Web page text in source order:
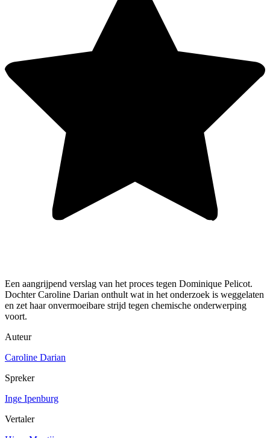
Een aangrijpend verslag van het proces tegen Dominique Pelicot.
Dochter Caroline Darian onthult wat in het onderzoek is weggelaten
en zet haar onvermoeibare strijd tegen chemische onderwerping
voort.
Auteur
Caroline Darian
Spreker
Inge Ipenburg
Vertaler